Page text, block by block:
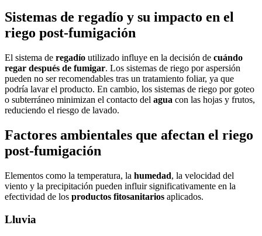
Sistemas de regadío y su impacto en el
riego post-fumigación
El sistema de regadío utilizado influye en la decisión de cuándo
regar después de fumigar. Los sistemas de riego por aspersión
pueden no ser recomendables tras un tratamiento foliar, ya que
podría lavar el producto. En cambio, los sistemas de riego por goteo
o subterráneo minimizan el contacto del agua con las hojas y frutos,
reduciendo el riesgo de lavado.
Factores ambientales que afectan el riego
post-fumigación
Elementos como la temperatura, la humedad, la velocidad del
viento y la precipitación pueden influir significativamente en la
efectividad de los productos fitosanitarios aplicados.
Lluvia